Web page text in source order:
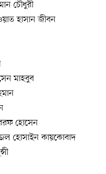
চৌধুরী
হাসান জীবন
মাহবুব
হোসেন
হোসাইন কায়কোবাদ